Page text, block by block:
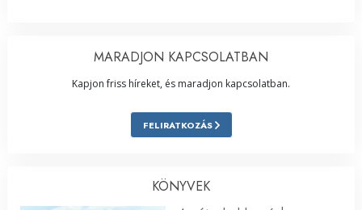
MARADJON KAPCSOLATBAN
Kapjon friss híreket, és maradjon kapcsolatban.
FELIRATKOZÁS
KÖNYVEK